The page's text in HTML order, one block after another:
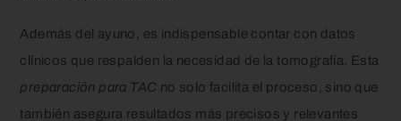
Además del ayuno, es indispensable contar con datos
clínicos que respalden la necesidad de la tomografía. Esta
preparación para TAC no solo facilita el proceso, sino que
también asegura resultados más precisos y relevantes